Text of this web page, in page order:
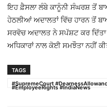
ਇਹ ਫ਼ੈਸਲਾ ਲੰਬੇ ਕਾਨੂੰਨੀ ਸੰਘਰਸ਼ ਤੋਂ
ਹੇਠਲੀਆਂ ਅਦਾਲਤਾਂ ਵਿੱਚ ਹਾਰਨ ਤੋਂ
ਸਰਵੋਚ ਅਦਾਲਤ ਨੇ ਸਪੱਸ਼ਟ ਕਰ
ਅਧਿਕਾਰਾਂ ਨਾਲ ਕੋਈ ਸਮਝੌਤਾ ਨਹੀਂ
TAGS
#SupremeCourt
#EmployeeRights #IndiaNews